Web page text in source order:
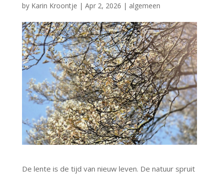
by Karin Kroontje | Apr 2, 2026 | algemeen
De lente is de tijd van nieuw leven. De natuur spruit